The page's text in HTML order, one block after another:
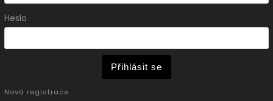
Heslo
Přihlásit se
Nová registrace